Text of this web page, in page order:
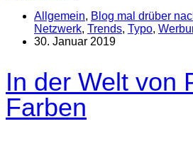
Allgemein, Blog mal drüber
Netzwerk, Trends, Typo,
30. Januar 2019
In der Welt von
Farben